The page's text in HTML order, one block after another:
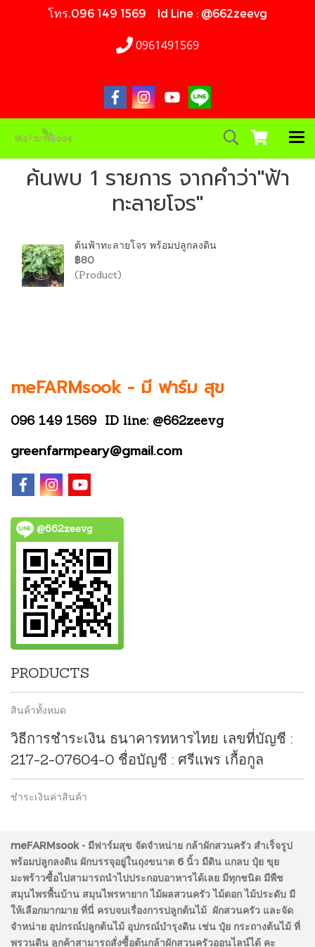
โทร.096 149 1569 Id Line : @662zeevg
0961491569
ค้นพบ 1 รายการ จากคำว่า"ฟ้า
ทะลายโจร"
ต้นฟ้าทะลายโจร พร้อมปลูกลงดิน
฿80
(Product)
meFARMsook - มี ฟาร์ม สุข
096 149 1569 ID line: @662zeevg
greenfarmpeary@gmail.com
@662zeevg
PRODUCTS
สินค้าทั้งหมด
วิธีการชำระเงิน ธนาคารทหารไทย เลขที่บัญชี :
217-2-07604-0 ชื่อบัญชี : ศรีแพร เกื้อกูล
ชำระเงินค่าสินค้า
meFARMsook - มีฟาร์มสุข จัดจำหน่าย กล้าผักสวนครัว สำเร็จรูป
พร้อมปลูกลงดิน ผักบรรจุอยู่ในถุงขนาด 6 นิ้ว มีดิน แกลบ ปุ๋ย ขุย
มะพร้าวซื้อไปสามารถนำไปประกอบอาหารได้เลย มีทุกชนิด มีพืช
สมุนไพรพื้นบ้าน สมุนไพรหายาก ไม้ผลสวนครัว ไม้ดอก ไม้ประดับ มี
ให้เลือกมากมาย ที่นี่ ครบจบเรื่องการปลูกต้นไม้ ผักสวนครัว และจัด
จำหน่าย อุปกรณ์ปลูกต้นไม้ อุปกรณ์บำรุงดิน เช่น ปุ๋ย กระถางต้นไม้ ที่
พรวนดิน ลูกค้าสามารถสั่งซื้อต้นกล้าผักสวนครัวออนไลน์ได้ คะ